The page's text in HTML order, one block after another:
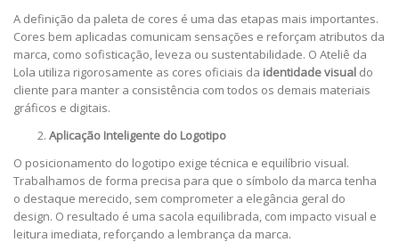
A definição da paleta de cores é uma das etapas mais importantes.
Cores bem aplicadas comunicam sensações e reforçam atributos da
marca, como sofisticação, leveza ou sustentabilidade. O Ateliê da
Lola utiliza rigorosamente as cores oficiais da identidade visual do
cliente para manter a consistência com todos os demais materiais
gráficos e digitais.
Aplicação Inteligente do Logotipo
O posicionamento do logotipo exige técnica e equilíbrio visual.
Trabalhamos de forma precisa para que o símbolo da marca tenha
o destaque merecido, sem comprometer a elegância geral do
design. O resultado é uma sacola equilibrada, com impacto visual e
leitura imediata, reforçando a lembrança da marca.